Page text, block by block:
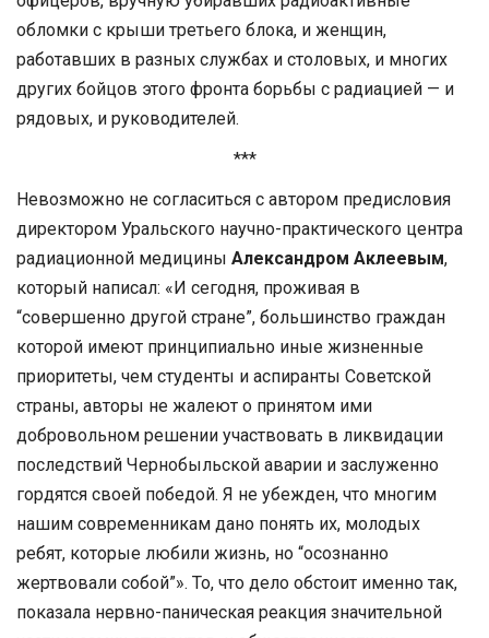
обломки с крыши третьего блока, и женщин,
работавших в разных службах и столовых, и многих
других бойцов этого фронта борьбы с радиацией — и
рядовых, и руководителей.
***
Невозможно не согласиться с автором предисловия
директором Уральского научно-практического центра
радиационной медицины Александром Аклеевым,
который написал: «И сегодня, проживая в
“совершенно другой стране”, большинство граждан
которой имеют принципиально иные жизненные
приоритеты, чем студенты и аспиранты Советской
страны, авторы не жалеют о принятом ими
добровольном решении участвовать в ликвидации
последствий Чернобыльской аварии и заслуженно
гордятся своей победой. Я не убежден, что многим
нашим современникам дано понять их, молодых
ребят, которые любили жизнь, но “осознанно
жертвовали собой”». То, что дело обстоит именно так,
показала нервно-паническая реакция значительной